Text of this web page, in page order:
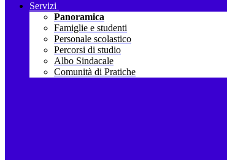
Servizi
Panoramica
Famiglie e studenti
Personale scolastico
Percorsi di studio
Albo Sindacale
Comunità di Pratiche